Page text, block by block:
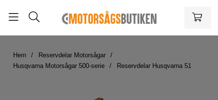
Hem
Reservdelar Motorsågar
Husqvarna Motorsågar 500-serie
Reservdelar Husqvarna 51